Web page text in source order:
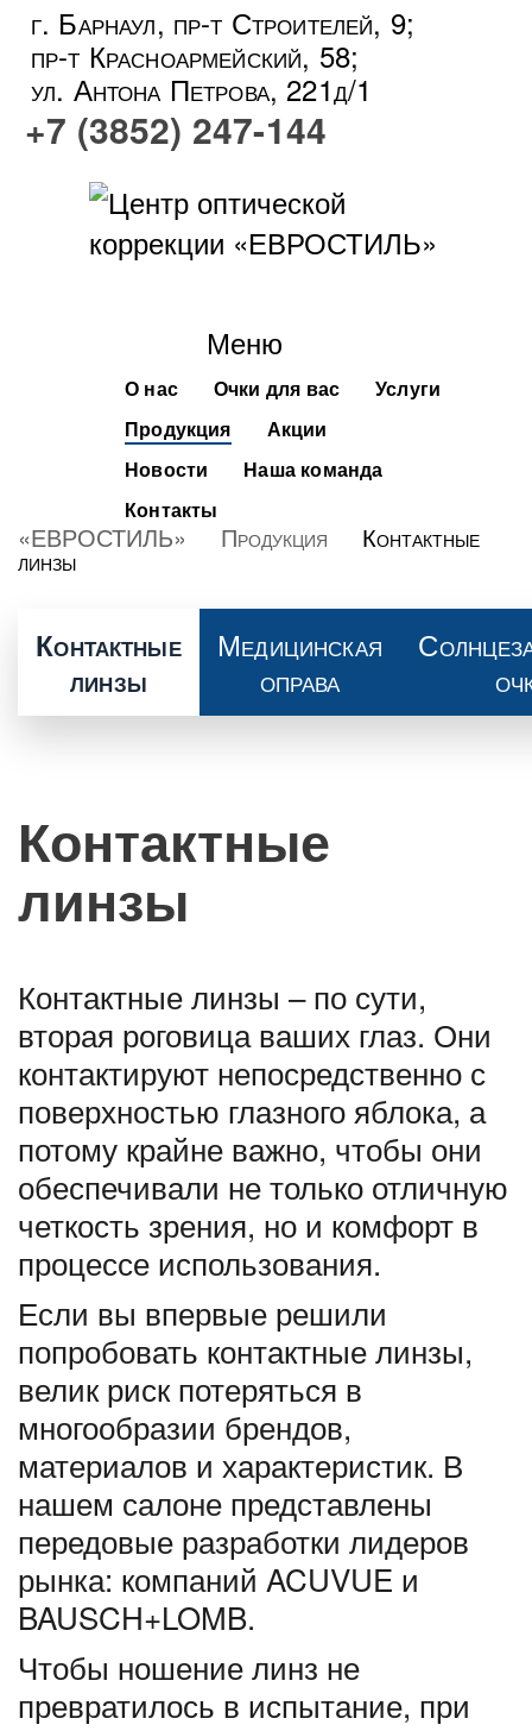
г. Барнаул, пр-т Строителей, 9;
пр-т Красноармейский, 58;
ул. Антона Петрова, 221д/1
+7 (3852) 247-144
Меню
О нас Очки для вас
Услуги
Продукция
Акции
Новости
Наша команда
Контакты
«ЕВРОСТИЛЬ» Продукция Контактные
линзы
Контактные
линзы
Медицинская
оправа
Контактные
линзы
Контактные линзы – по сути,
вторая роговица ваших глаз. Они
контактируют непосредственно с
поверхностью глазного яблока, а
потому крайне важно, чтобы они
обеспечивали не только отличную
четкость зрения, но и комфорт в
процессе использования.
Если вы впервые решили
попробовать контактные линзы,
велик риск потеряться в
многообразии брендов,
материалов и характеристик. В
нашем салоне представлены
передовые разработки лидеров
рынка: компаний ACUVUE и
BAUSCH+LOMB.
Чтобы ношение линз не
превратилось в испытание, при